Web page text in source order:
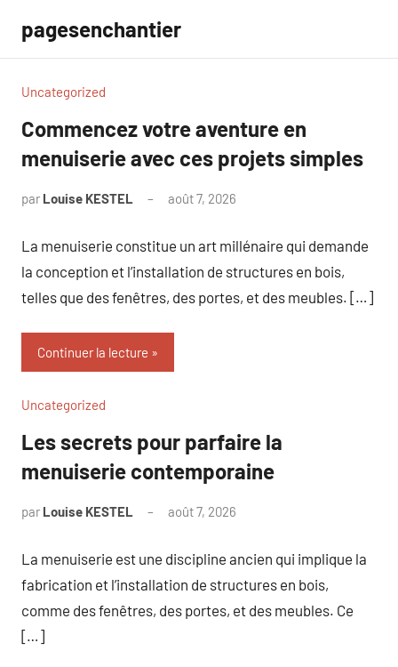
contenu
pagesenchantier
Uncategorized
Commencez votre aventure en
menuiserie avec ces projets simples
par Louise KESTEL août 7, 2026
La menuiserie constitue un art millénaire qui demande
la conception et l’installation de structures en bois,
telles que des fenêtres, des portes, et des meubles. […]
Continuer la lecture
Uncategorized
Les secrets pour parfaire la
menuiserie contemporaine
par Louise KESTEL août 7, 2026
La menuiserie est une discipline ancien qui implique la
fabrication et l’installation de structures en bois,
comme des fenêtres, des portes, et des meubles. Ce
[…]